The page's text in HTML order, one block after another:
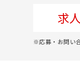
求
※応募・お問い